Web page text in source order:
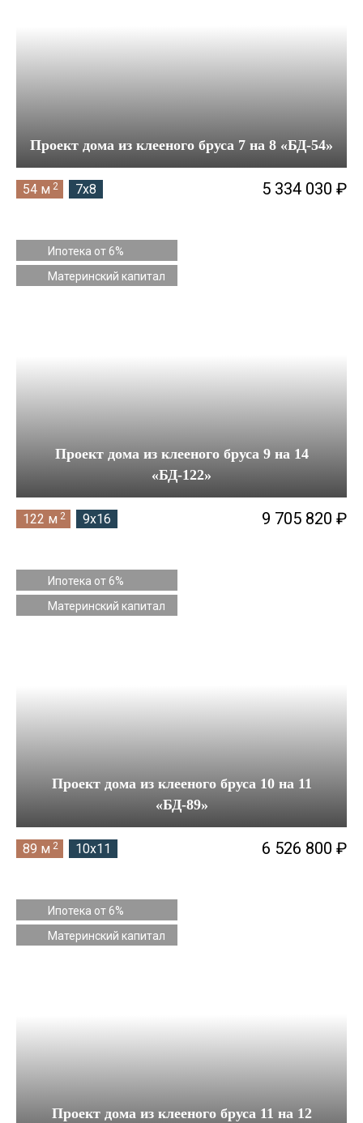
Проект дома из клееного бруса 7 на 8 «БД-54»
54 м 2 7x8 5 334 030 ₽
Ипотека от 6%
Материнский капитал
Проект дома из клееного бруса 9 на 14
«БД-122»
122 м 2 9x16 9 705 820 ₽
Ипотека от 6%
Материнский капитал
Проект дома из клееного бруса 10 на 11
«БД-89»
89 м 2 10x11 6 526 800 ₽
Ипотека от 6%
Материнский капитал
Проект дома из клееного бруса 11 на 12